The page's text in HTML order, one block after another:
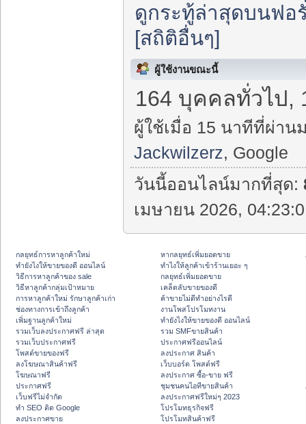
ดูกระทู้ล่าสุดบนฟอ
[สถิติอื่นๆ]
ผู้ใช้งานขณะนี้
164 บุคคลทั่วไป,
ผู้ใช้เมื่อ 15 นาทีที่ผ่าน
Jackwilzerz, Google
วันนี้ออนไลน์มากที่สุด:
เมษายน 2026,
กลยุทธ์การหาลูกค้าใหม่
ทํายังไงให้ขายของดี ออนไลน์
วิธีการหาลูกค้าของ sale
วิธีหาลูกค้ากลุ่มเป้าหมาย
การหาลูกค้าใหม่ รักษาลูกค้าเก่า
ช่องทางการเข้าถึงลูกค้า
เพิ่มฐานลูกค้าใหม่
รวมเว็บลงประกาศฟรี ล่าสุด
รวมเว็บประกาศฟรี
โพสต์ขายของฟรี
ลงโฆษณาสินค้าฟรี
โฆษณาฟรี
ประกาศฟรี
เว็บฟรีไม่จำกัด
ทำ SEO ติด Google
ลงประกาศขาย
หากลยุทธ์เพิ่มยอดขาย
ทําไงให้ลูกค้าเข้าร้านเยอะ ๆ
กลยุทธ์เพิ่มยอดขาย
เคล็ดลับขายของดี
ค้าขายไม่ดีทำอย่างไรดี
งานโพสโปรโมทงาน
ทํายังไงให้ขายของดี ออนไลน์
รวม SMFขายสินค้า
ประกาศฟรีออนไลน์
ลงประกาศ สินค้า
เว็บบอร์ด โพสต์ฟรี
ลงประกาศ ซื้อ-ขาย ฟรี
ชุมชนคนไอทีขายสินค้า
ลงประกาศฟรีใหม่ๆ 2023
โปรโมทธุรกิจฟรี
โปรโมทสินค้าฟรี